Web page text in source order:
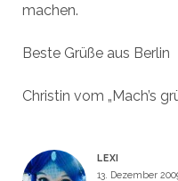
machen.
Beste Grüße aus Berlin
Christin vom „Mach’s
LEXI
13. Dezember